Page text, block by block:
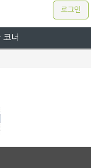
로그인
코너